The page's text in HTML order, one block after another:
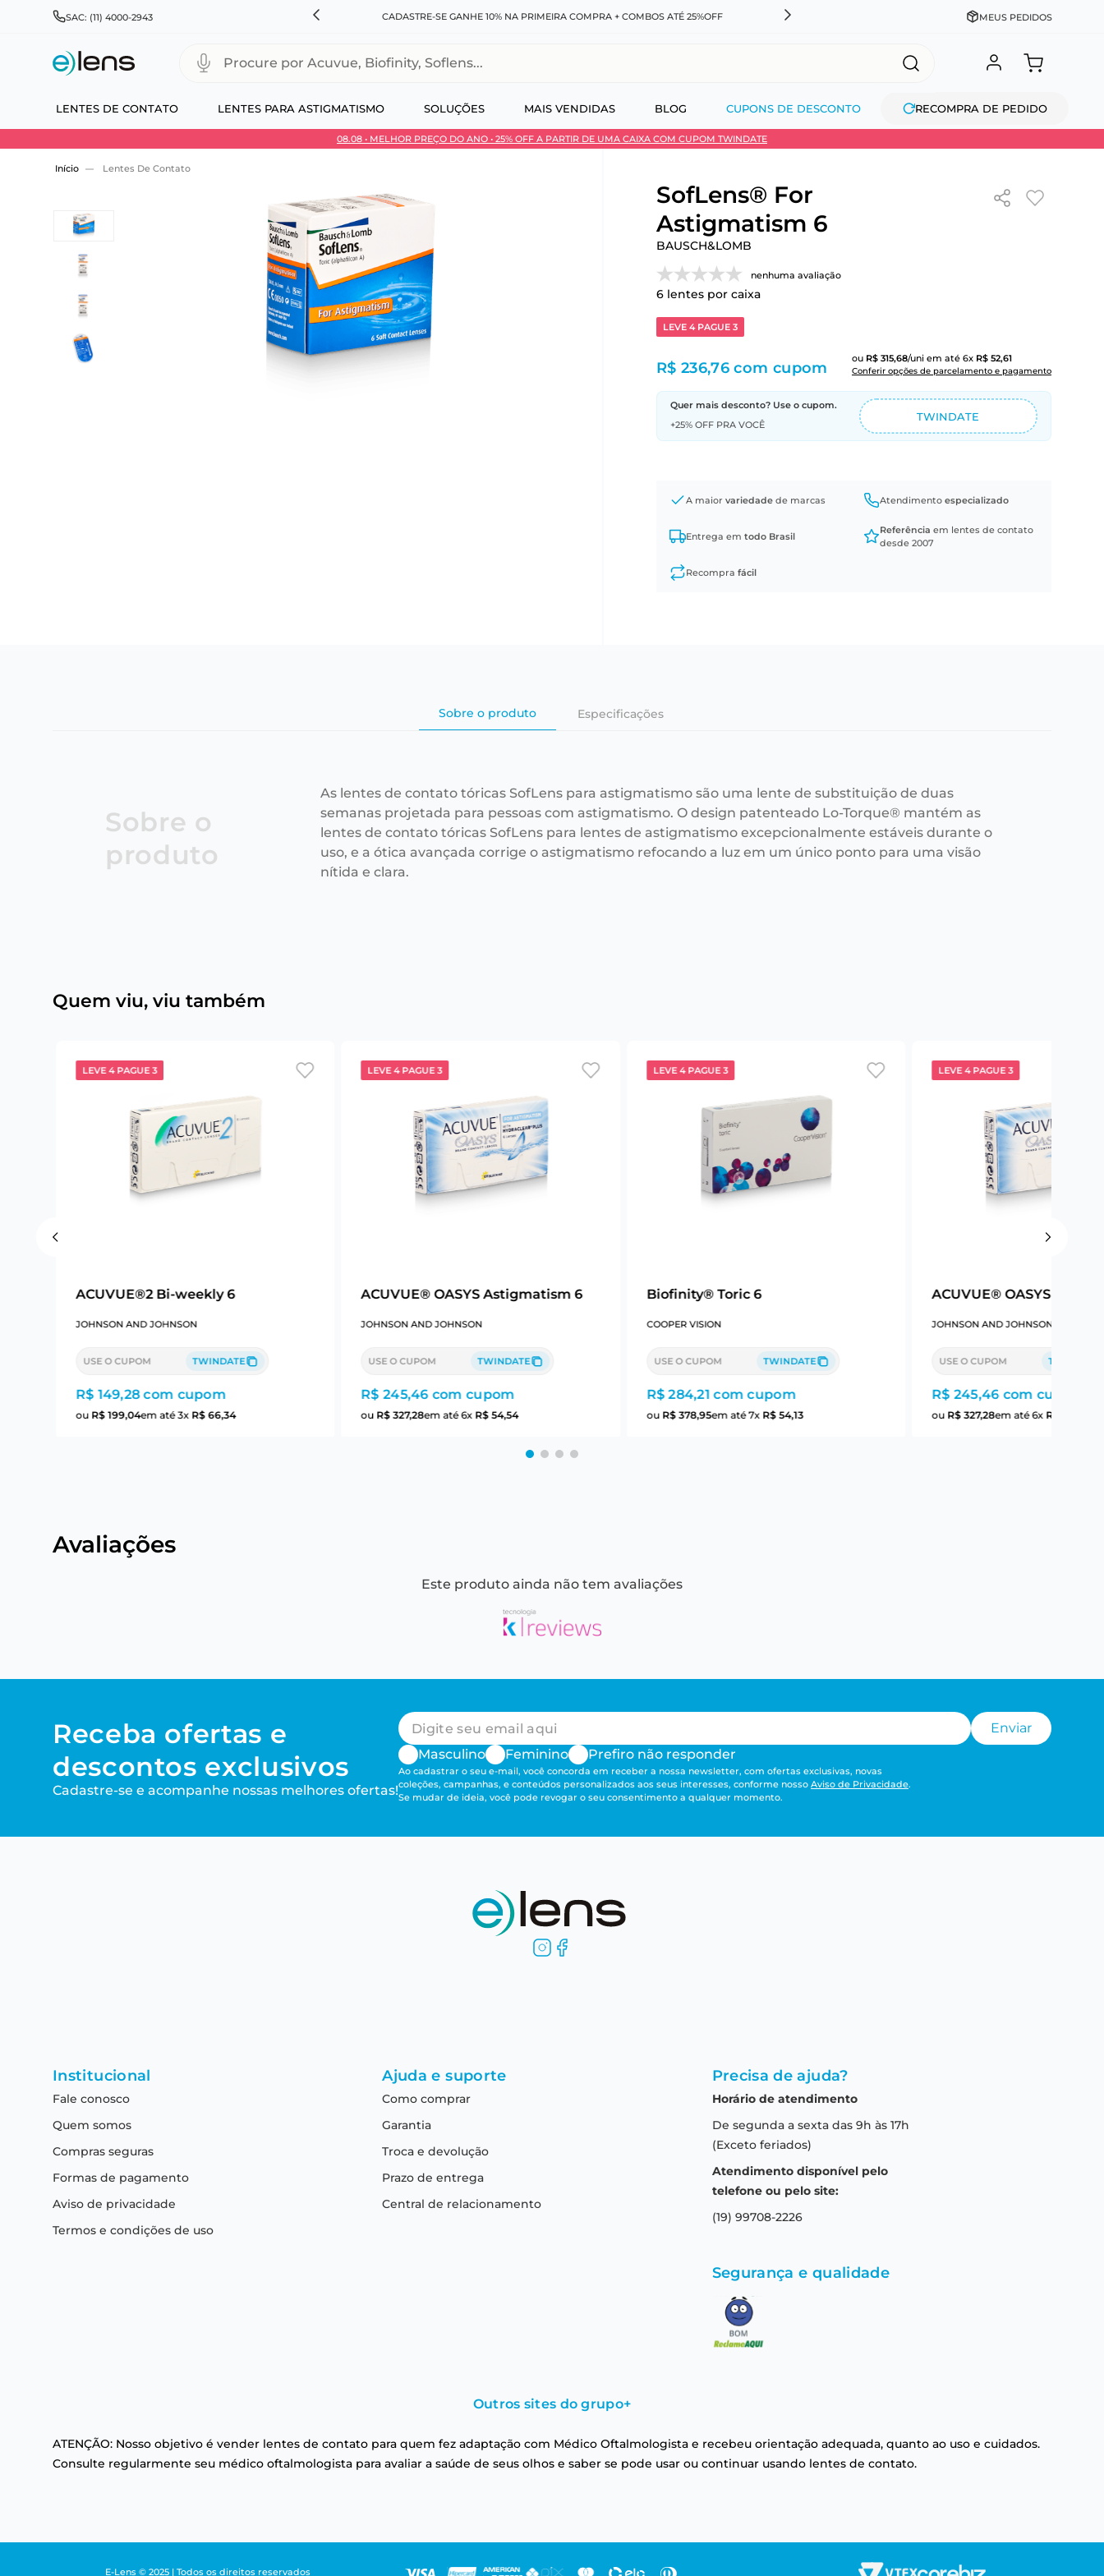
SAC: (11) 4000-2943
PARA TODO BRASIL E EXPRESSO PARA CAPITAIS CADASTRE-SE GANHE 10% NA PRIMEIRA COMPRA + COMBOS ATÉ 25%OFF DESCONTO NO PIX OU À VISTA + PARCELAMENTO EM
MEUS PEDIDOS
LENTES DE CONTATO LENTES PARA ASTIGMATISMO SOLUÇÕES MAIS VENDIDAS BLOG CUPONS DE DESCONTO RECOMPRA DE PEDIDO
Procure por Acuvue, Biofinity, Soflens...
08.08 • MELHOR PREÇO DO ANO • 25% OFF A PARTIR DE UMA CAIXA COM CUPOM TWINDATE
Use 30HOJE e ganhe 30% OFF + economia extra no Pix
Lentes De Contato
SofLens® For
Astigmatism 6
BAUSCH&LOMB
nenhuma avaliação
6lentes por caixa
LEVE 4 PAGUE 3
R$ 236,76 com cupom
ou R$ 315,68/uni em até 6x R$ 52,61
Conferir opções de parcelamento e pagamento
Quer mais desconto? Use o cupom.
+25% OFF PRA VOCÊ
TWINDATE
A maior variedadede marcas Atendimentoespecializado
Entrega em todo Brasil
Referência em lentes de contato
desde 2007
Recompra fácil
Sobre o produto Especificações
Sobre o
produto
As lentes de contato tóricas SofLens para astigmatismo são uma lente de substituição de duas
semanas projetada para pessoas com astigmatismo. O design patenteado Lo-Torque® mantém as
lentes de contato tóricas SofLens para lentes de astigmatismo excepcionalmente estáveis durante o
uso, e a ótica avançada corrige o astigmatismo refocando a luz em um único ponto para uma visão
nítida e clara.
Quem viu, viu também
LEVE 4 PAGUE 3
ACUVUE®2 Bi-weekly 6
JOHNSON AND JOHNSON
USE O CUPOM TWINDATE
R$ 149,28com cupom
ou R$ 199,04em até3x R$ 66,34
LEVE 4 PAGUE 3
ACUVUE® OASYS Astigmatism 6
JOHNSON AND JOHNSON
USE O CUPOM TWINDATE
R$ 245,46com cupom
ou R$ 327,28em até6x R$ 54,54
LEVE 4 PAGUE 3
Biofinity® Toric 6
COOPER VISION
USE O CUPOM TWINDATE
R$ 284,21 com cupom
ou R$ 378,95em até7x R$ 54,13
LEVE 4 PAGUE 3
ACUVUE® OASYS
JOHNSON AND JOHNSON
USE O CUPOM TWINDATE
R$ 245,46com cupom
ou R$ 327,28em até6x R$
Avaliações
Este produto ainda não tem avaliações
Receba ofertas e
descontos exclusivos
Cadastre-se e acompanhe nossas melhores ofertas!
Enviar
Masculino
Feminino Prefiro não responder
Ao cadastrar o seu e-mail, você concorda em receber a nossa newsletter, com ofertas exclusivas, novas
coleções, campanhas, e conteúdos personalizados aos seus interesses, conforme nosso Aviso de Privacidade.
Se mudar de ideia, você pode revogar o seu consentimento a qualquer momento.
Institucional
Fale conosco
Quem somos
Compras seguras
Formas de pagamento
Aviso de privacidade
Termos e condições de uso
Ajuda e suporte
Como comprar
Garantia
Troca e devolução
Prazo de entrega
Central de relacionamento
Precisa de ajuda?
Horário de atendimento
De segunda a sexta das 9h às 17h
(Exceto feriados)
Atendimento disponível pelo
telefone ou pelo site:
(19) 99708-2226
Segurança e qualidade
Outros sites do grupo+
ATENÇÃO: Nosso objetivo é vender lentes de contato para quem fez adaptação com Médico Oftalmologista e recebeu orientação adequada, quanto ao uso e cuidados.
Consulte regularmente seu médico oftalmologista para avaliar a saúde de seus olhos e saber se pode usar ou continuar usando lentes de contato.
E-Lens © 2025 | Todos os direitos reservados